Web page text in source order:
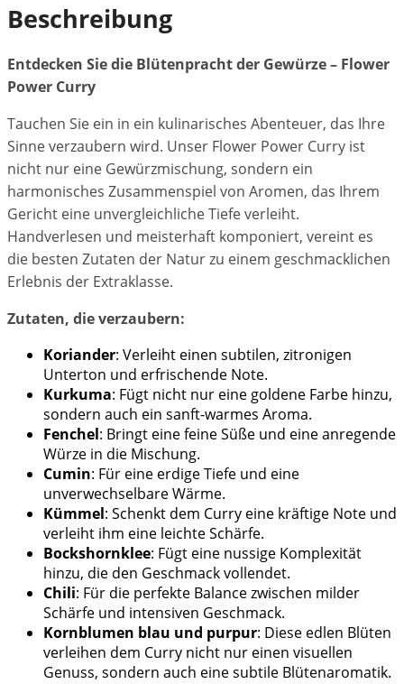
Beschreibung
Entdecken Sie die Blütenpracht der Gewürze – Flower
Power Curry
Tauchen Sie ein in ein kulinarisches Abenteuer, das Ihre
Sinne verzaubern wird. Unser Flower Power Curry ist
nicht nur eine Gewürzmischung, sondern ein
harmonisches Zusammenspiel von Aromen, das Ihrem
Gericht eine unvergleichliche Tiefe verleiht.
Handverlesen und meisterhaft komponiert, vereint es
die besten Zutaten der Natur zu einem geschmacklichen
Erlebnis der Extraklasse.
Zutaten, die verzaubern:
Koriander: Verleiht einen subtilen, zitronigen
Unterton und erfrischende Note.
Kurkuma: Fügt nicht nur eine goldene Farbe hinzu,
sondern auch ein sanft-warmes Aroma.
Fenchel: Bringt eine feine Süße und eine anregende
Würze in die Mischung.
Cumin: Für eine erdige Tiefe und eine
unverwechselbare Wärme.
Kümmel: Schenkt dem Curry eine kräftige Note und
verleiht ihm eine leichte Schärfe.
Bockshornklee: Fügt eine nussige Komplexität
hinzu, die den Geschmack vollendet.
Chili: Für die perfekte Balance zwischen milder
Schärfe und intensiven Geschmack.
Kornblumen blau und purpur: Diese edlen Blüten
verleihen dem Curry nicht nur einen visuellen
Genuss, sondern auch eine subtile Blütenaromatik.